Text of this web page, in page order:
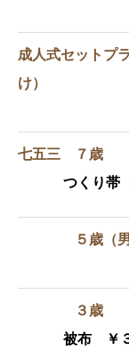
成人式セットプ
け）
七五三 ７歳
つくり帯
５歳（男袴
３歳
被布 ￥